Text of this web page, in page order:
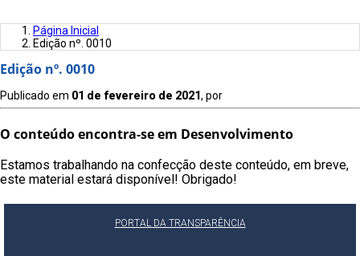
Página Inicial
Edição nº. 0010
Edição nº. 0010
Publicado em 01 de fevereiro de 2021, por
O conteúdo encontra-se em Desenvolvimento
Estamos trabalhando na confecção deste conteúdo, em breve,
este material estará disponível! Obrigado!
PORTAL DA TRANSPARÊNCIA